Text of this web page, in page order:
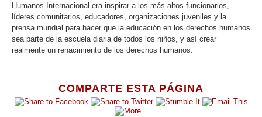
COMPARTE ESTA PÁGINA
Humanos Internacional era inspirar a los más altos funcionarios,
líderes comunitarios, educadores, organizaciones juveniles y la
prensa mundial para hacer que la educación en los derechos humanos
sea parte de la escuela diaria de todos los niños, y así crear
realmente un renacimiento de los derechos humanos.